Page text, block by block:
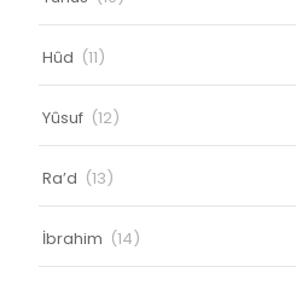
Hûd (11)
Yûsuf (12)
Ra’d (13)
İbrahim (14)